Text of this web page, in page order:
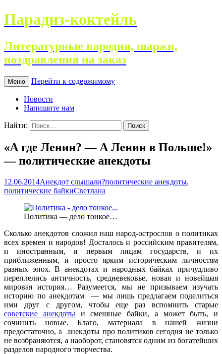
Парадиз-коктейль
Литературные пародии, шаржи,
поздравления на заказ
Меню Перейти к содержимому
Новости
Напишите нам
Найти:
«А где Ленин? — А Ленин в Польше!»
— политические анекдоты
12.06.2014Анекдот слышали?политические анекдоты,
политические байкиСветлана
Политика — дело тонкое…
Сколько анекдотов сложил наш народ-острослов о политиках
всех времен и народов! Досталось и российским правителям,
и иностранным, и первым лицам государств, и их
приближенным, и просто ярким историческим личностям
разных эпох. В анекдотах и народных байках причудливо
переплелись античность, средневековье, новая и новейшая
мировая история… Разумеется, мы не призываем изучать
историю по анекдотам — мы лишь предлагаем поделиться
ими друг с другом, чтобы еще раз вспомнить старые
советские анекдотыи смешные байки, а может быть, и
сочинить новые. Благо, материала в нашей жизни
предостаточно, а анекдоты про политиков сегодня не только
не возбраняются, а наоборот, становятся одним из богатейших
разделов народного творчества.